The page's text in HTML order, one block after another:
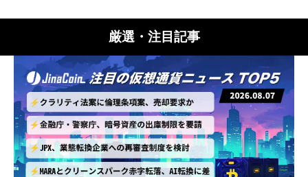
厳選・注目記事